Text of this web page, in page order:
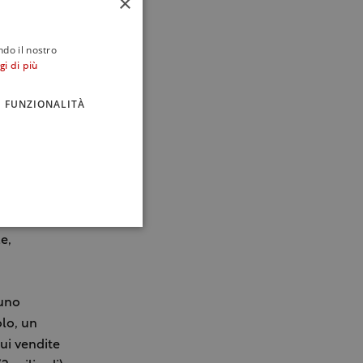
le
con
registrate
(+3%
un
vendite
il nostro
di più
FUNZIONALITÀ